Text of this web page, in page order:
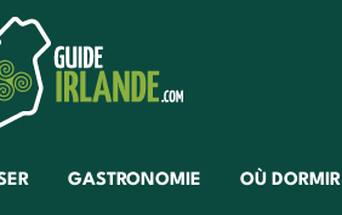
GASTRONOMIE OÙ DORMIR